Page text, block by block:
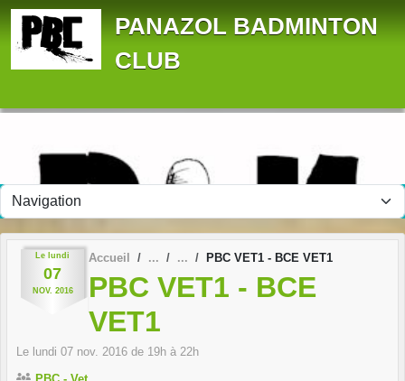
PANAZOL BADMINTON
CLUB
Le lundi
07
NOV. 2016
Accueil PBC VET1 - BCE VET1
PBC VET1 - BCE
VET1
Le lundi 07 nov. 2016 de 19h à 22h
Panneau de gestion des cookies